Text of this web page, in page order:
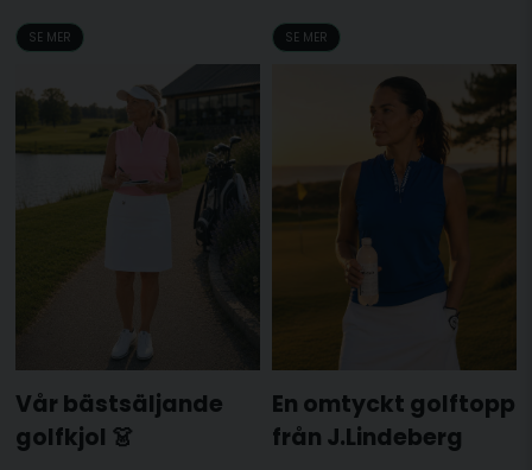
SE MER SE MER
Vår bästsäljande
golfkjol 👗
En omtyckt golftopp
från J.Lindeberg